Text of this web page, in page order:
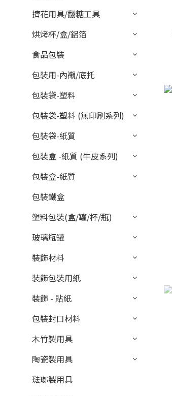
擠花用具/翻糖工具
烘烤杯/盒/鋁箔
食品包裝
包裝用-內襯/底托
包裝袋-塑料
包裝袋-塑料 (無印刷系列)
包裝袋-紙質
包裝盒 -紙質 (牛皮系列)
包裝盒-紙質
包裝鐵盒
塑料包裝(盒/罐/杯/瓶)
玻璃瓶罐
裝飾材料
裝飾包裝用紙
裝飾 - 貼紙
包裝封口材料
木竹製用具
陶瓷製用具
琺瑯製用具